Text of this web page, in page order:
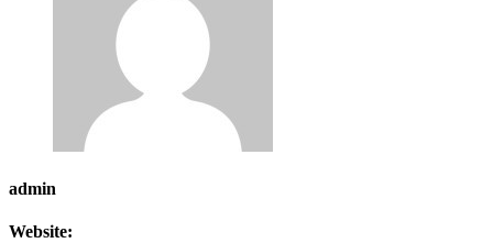
admin
Website: